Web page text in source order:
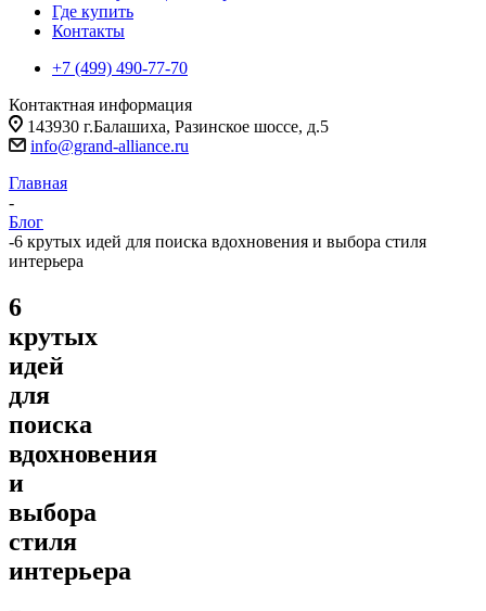
Где купить
Контакты
+7 (499) 490-77-70
Контактная информация
143930 г.Балашиха, Разинское шоссе, д.5
info@grand-alliance.ru
Главная
-
Блог
-6 крутых идей для поиска вдохновения и выбора стиля
интерьера
6
крутых
идей
для
поиска
вдохновения
и
выбора
стиля
интерьера